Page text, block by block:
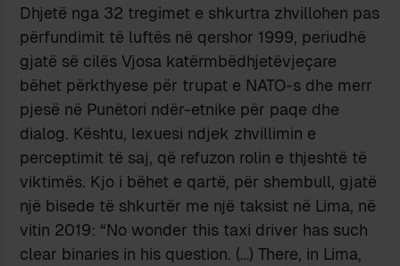
Dhjetë nga 32 tregimet e shkurtra zhvillohen pas
përfundimit të luftës në qershor 1999, periudhë
gjatë së cilës Vjosa katërmbëdhjetëvjeçare
bëhet përkthyese për trupat e NATO-s dhe merr
pjesë në Punëtori ndër-etnike për paqe dhe
dialog. Kështu, lexuesi ndjek zhvillimin e
perceptimit të saj, që refuzon rolin e thjeshtë të
viktimës. Kjo i bëhet e qartë, për shembull, gjatë
një bisede të shkurtër me një taksist në Lima, në
vitin 2019: “No wonder this taxi driver has such
clear binaries in his question. (…) There, in Lima,